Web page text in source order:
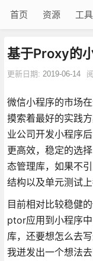
首页 资源 工具
基于Proxy的
更新日期: 2019-06-14
微信小程序的市场
摸索着最好的实践
业公司开发小程序
更高效，稳定的选
态管理库，如果不
结构以及单元测试上
目前相对比较稳健
ptor应用到小程序
库，还要想怎么去
我迸发出一个想法